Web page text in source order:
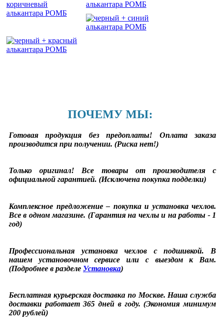
ПОЧЕМУ МЫ:
Готовая продукция без предоплаты! Оплата заказа
производится при получении. (Риска нет!)
Только оригинал! Все товары от производителя с
официальной гарантией. (Исключена покупка подделки)
Комплексное предложение – покупка и установка чехлов.
Все в одном магазине. (Гарантия на чехлы и на работы - 1
год)
Профессиональная установка чехлов с подшивкой. В
нашем установочном сервисе или с выездом к Вам.
(Подробнее в разделе Установка)
Бесплатная курьерская доставка по Москве. Наша служба
доставки работает 365 дней в году. (Экономия минимум
200 рублей)